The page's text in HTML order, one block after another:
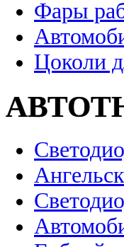
Фары
Цоколи